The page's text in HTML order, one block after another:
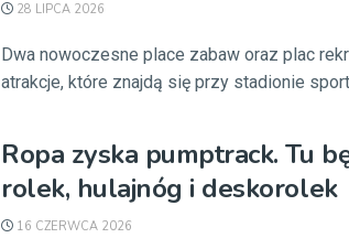
28 LIPCA 2026
Dwa nowoczesne place zabaw oraz plac
atrakcje, które znajdą się przy stadionie
Ropa zyska pumptrack. Tu
rolek, hulajnóg i deskorolek
16 CZERWCA 2026